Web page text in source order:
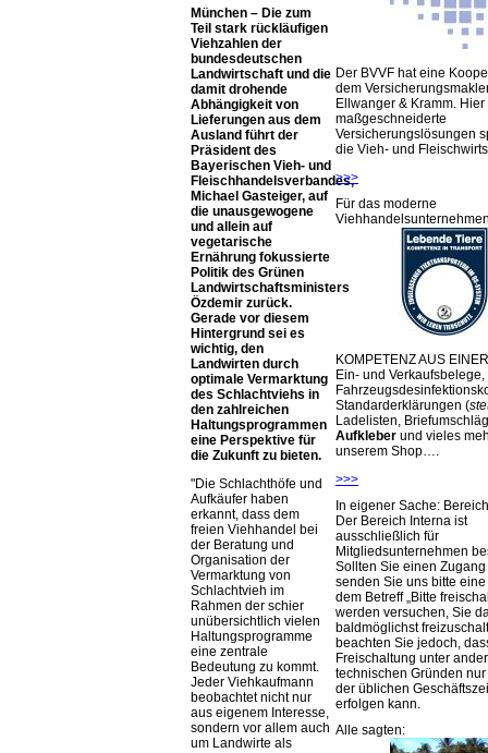
München – Die zum
Teil stark rückläufigen
Viehzahlen der
bundesdeutschen
Landwirtschaft und die
damit drohende
Abhängigkeit von
Lieferungen aus dem
Ausland führt der
Präsident des
Bayerischen Vieh- und
Fleischhandelsverbandes,
Michael Gasteiger, auf
die unausgewogene
und allein auf
vegetarische
Ernährung fokussierte
Politik des Grünen
Landwirtschaftsministers
Özdemir zurück.
Gerade vor diesem
Hintergrund sei es
wichtig, den
Landwirten durch
optimale Vermarktung
des Schlachtviehs in
den zahlreichen
Haltungsprogrammen
eine Perspektive für
die Zukunft zu bieten.
Die Schlachthöfe und
Aufkäufer haben
erkannt, dass dem
freien Viehhandel bei
der Beratung und
Organisation der
Vermarktung von
Schlachtvieh im
Rahmen der schier
unübersichtlich vielen
Haltungsprogramme
eine zentrale
Bedeutung zu kommt.
Jeder Viehkaufmann
beobachtet nicht nur
aus eigenem Interesse,
sondern vor allem auch
um Landwirte als
Der BVVF hat eine
dem
Ellwanger & Kramm.
maßgeschneiderte
Versicherungslösungen
die Vieh- und
>>>
Für das moderne
KOMPETENZ AUS
Ein- und Verkaufsbelege,
Standarderklärungen (
Ladelisten,
Aufkleber und vieles
unserem Shop….
>>>
In eigener Sache:
Der Bereich Interna ist
ausschließlich für
Mitgliedsunternehmen
Sollten Sie einen
senden Sie uns bitte
dem Betreff „Bitte
werden versuchen, Sie
baldmöglichst
beachten Sie jedoch,
Freischaltung unter
technischen Gründen
der üblichen
erfolgen kann.
Alle sagten: